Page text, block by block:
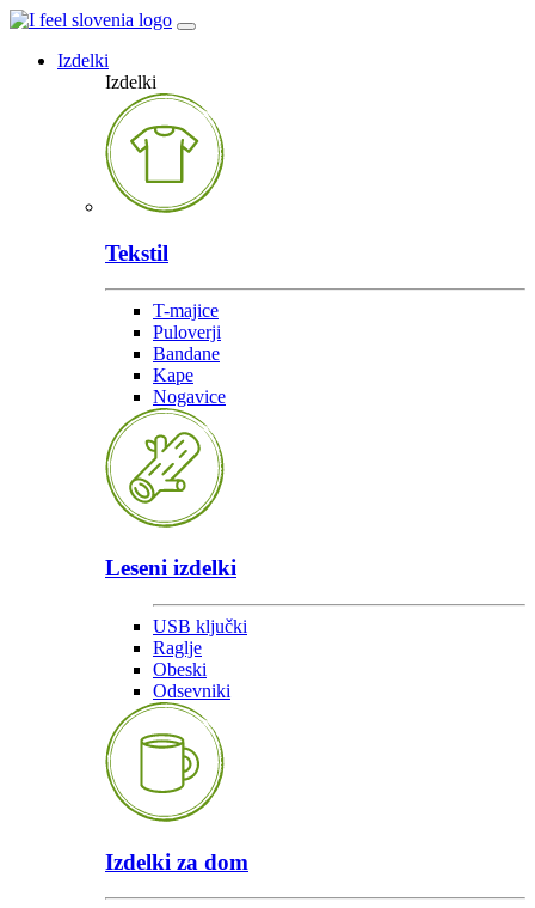
Izdelki
Izdelki
Tekstil
T-majice
Puloverji
Bandane
Kape
Nogavice
Leseni izdelki
USB ključki
Raglje
Obeski
Odsevniki
Izdelki za dom